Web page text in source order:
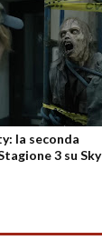
la seconda
3 su Sky